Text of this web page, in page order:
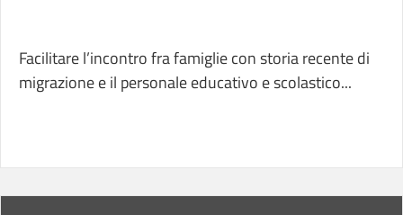
Facilitare l’incontro fra famiglie con storia recente di
migrazione e il personale educativo e scolastico...